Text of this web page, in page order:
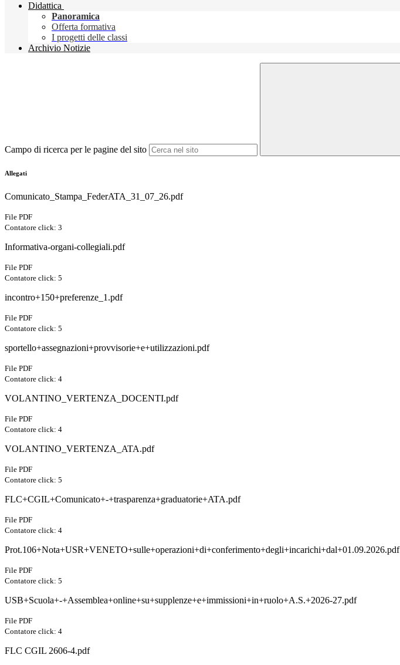
Didattica
Panoramica
Offerta formativa
I progetti delle classi
Archivio Notizie
Campo di ricerca per le pagine del sito
Allegati
Comunicato_Stampa_FederATA_31_07_26.pdf
File PDF
Contatore click: 3
Informativa-organi-collegiali.pdf
File PDF
Contatore click: 5
incontro+150+preferenze_1.pdf
File PDF
Contatore click: 5
sportello+assegnazioni+provvisorie+e+utilizzazioni.pdf
File PDF
Contatore click: 4
VOLANTINO_VERTENZA_DOCENTI.pdf
File PDF
Contatore click: 4
VOLANTINO_VERTENZA_ATA.pdf
File PDF
Contatore click: 5
FLC+CGIL+Comunicato+-+trasparenza+graduatorie+ATA.pdf
File PDF
Contatore click: 4
Prot.106+Nota+USR+VENETO+sulle+operazioni+di+conferimento+degli+incarichi+dal+01.09.2026.pdf
File PDF
Contatore click: 5
USB+Scuola+-+Assemblea+online+su+supplenze+e+immissioni+in+ruolo+A.S.+2026-27.pdf
File PDF
Contatore click: 4
FLC CGIL 2606-4.pdf